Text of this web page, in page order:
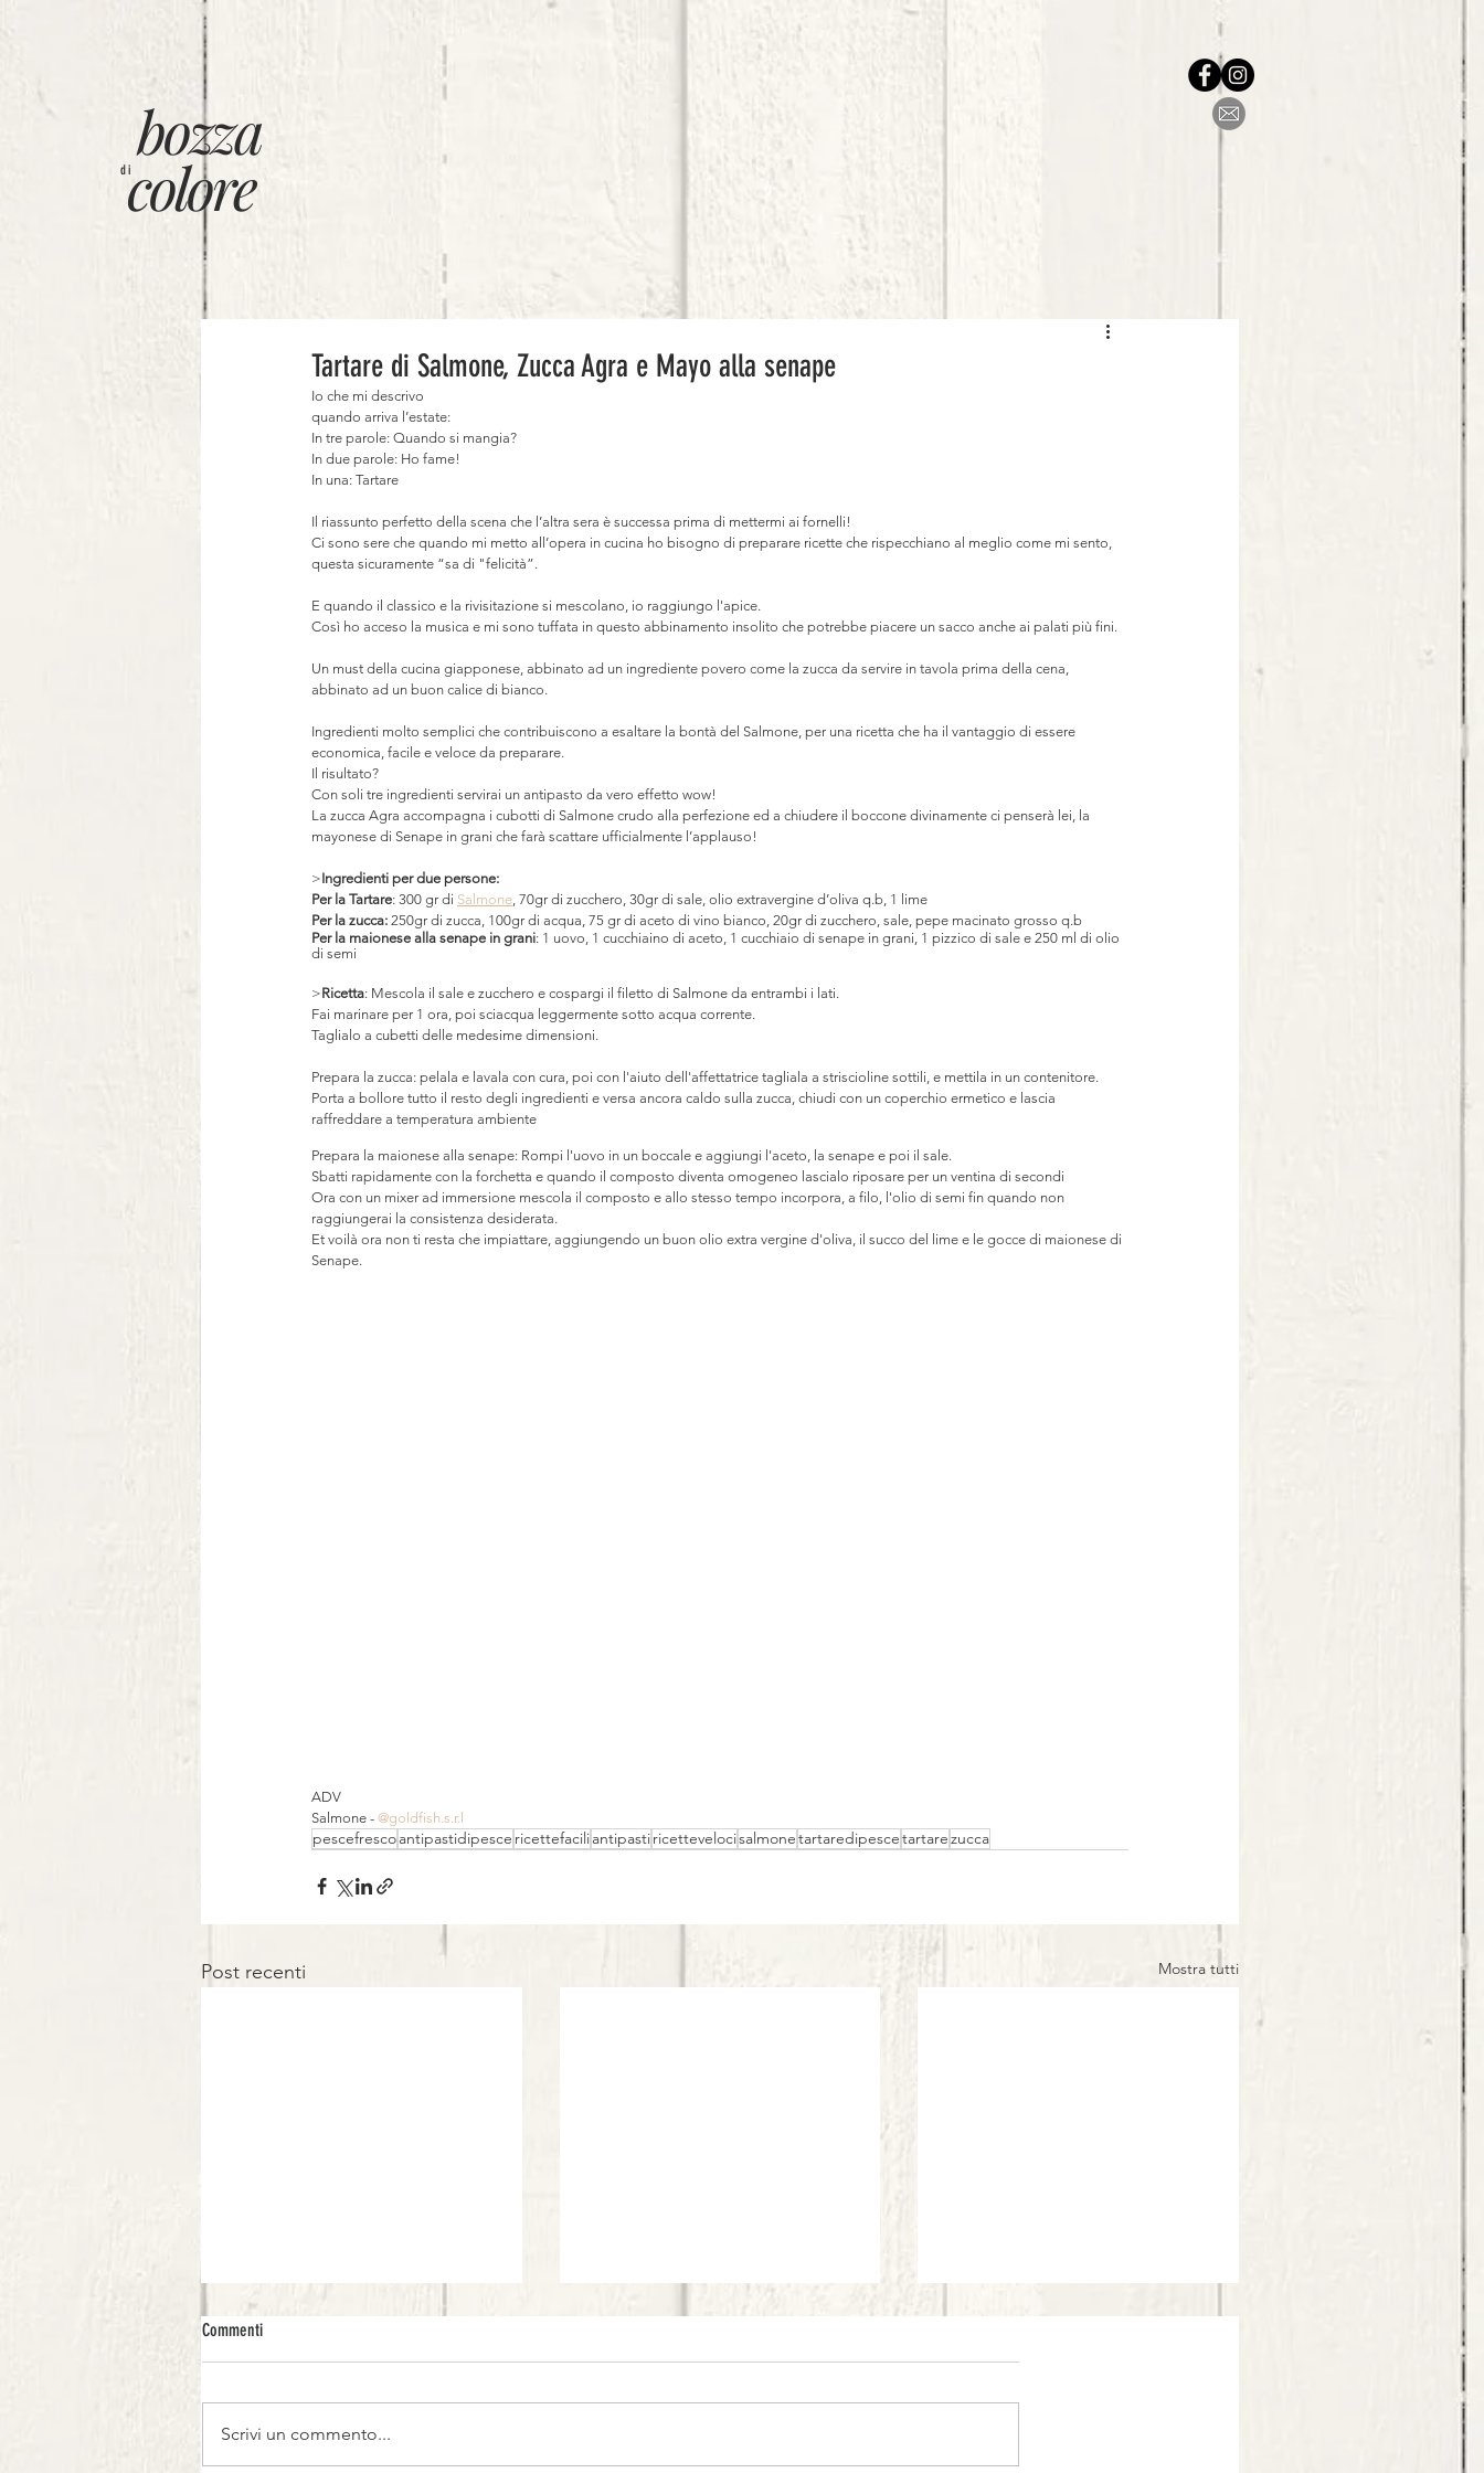
bozza
colore
di
Tartare di Salmone, Zucca Agra e Mayo alla senape
Io che mi descrivo
quando arriva l’estate:
In tre parole: Quando si mangia?
In due parole: Ho fame!
In una: Tartare
Il riassunto perfetto della scena che l’altra sera è successa prima di mettermi ai fornelli!
Ci sono sere che quando mi metto all’opera in cucina ho bisogno di preparare ricette che rispecchiano al meglio come mi sento,
questa sicuramente “sa di "felicità”. ⠀
E quando il classico e la rivisitazione si mescolano, io raggiungo l'apice.⠀
Così ho acceso la musica e mi sono tuffata in questo abbinamento insolito che potrebbe piacere un sacco anche ai palati più fini.
Un must della cucina giapponese, abbinato ad un ingrediente povero come la zucca da servire in tavola prima della cena,
abbinato ad un buon calice di bianco. ⠀
Ingredienti molto semplici che contribuiscono a esaltare la bontà del Salmone, per una ricetta che ha il vantaggio di essere
economica, facile e veloce da preparare.⠀
Il risultato?
Con soli tre ingredienti servirai un antipasto da vero effetto wow!
La zucca Agra accompagna i cubotti di Salmone crudo alla perfezione ed a chiudere il boccone divinamente ci penserà lei, la
mayonese di Senape in grani che farà scattare ufficialmente l’applauso!
>Ingredienti per due persone:
Per la Tartare: 300 gr di Salmone, 70gr di zucchero, 30gr di sale, olio extravergine d’oliva q.b, 1 lime
Per la zucca: 250gr di zucca, 100gr di acqua, 75 gr di aceto di vino bianco, 20gr di zucchero, sale, pepe macinato grosso q.b
Per la maionese alla senape in grani: 1 uovo, 1 cucchiaino di aceto, 1 cucchiaio di senape in grani, 1 pizzico di sale e 250 ml di olio
di semi
>Ricetta: Mescola il sale e zucchero e cospargi il filetto di Salmone da entrambi i lati.
Fai marinare per 1 ora, poi sciacqua leggermente sotto acqua corrente.
Taglialo a cubetti delle medesime dimensioni.
Prepara la zucca: pelala e lavala con cura, poi con l'aiuto dell'affettatrice tagliala a striscioline sottili, e mettila in un contenitore.
Porta a bollore tutto il resto degli ingredienti e versa ancora caldo sulla zucca, chiudi con un coperchio ermetico e lascia
raffreddare a temperatura ambiente
Prepara la maionese alla senape: Rompi l'uovo in un boccale e aggiungi l'aceto, la senape e poi il sale.
Sbatti rapidamente con la forchetta e quando il composto diventa omogeneo lascialo riposare per un ventina di secondi
Ora con un mixer ad immersione mescola il composto e allo stesso tempo incorpora, a filo, l'olio di semi fin quando non
raggiungerai la consistenza desiderata.
Et voilà ora non ti resta che impiattare, aggiungendo un buon olio extra vergine d'oliva, il succo del lime e le gocce di maionese di
Senape.
ADV⠀
Salmone - @goldfish.s.r.l
pescefrescoantipastidipesce ricettefaciliantipastiricettevelocisalmonetartaredipescetartarezucca
Post recenti Mostra tutti
Commenti
Scrivi un commento...